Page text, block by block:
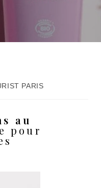
PARIS
au
pour